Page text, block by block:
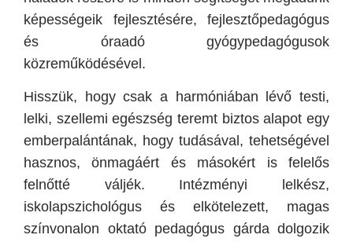
képességeik fejlesztésére, fejlesztőpedagógus
és óraadó gyógypedagógusok
közreműködésével.
Hisszük, hogy csak a harmóniában lévő testi,
lelki, szellemi egészség teremt biztos alapot egy
emberpalántának, hogy tudásával, tehetségével
hasznos, önmagáért és másokért is felelős
felnőtté váljék. Intézményi lelkész,
iskolapszichológus és elkötelezett, magas
színvonalon oktató pedagógus gárda dolgozik